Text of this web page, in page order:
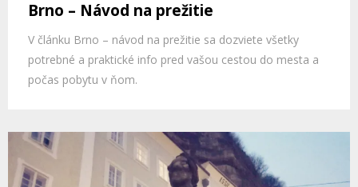
Brno – Návod na prežitie
V článku Brno – návod na prežitie sa dozviete všetky
potrebné a praktické info pred vašou cestou do mesta a
počas pobytu v ňom.